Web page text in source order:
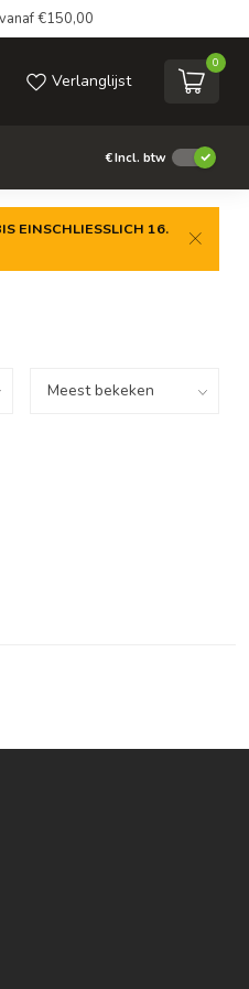
€150,00
Verlanglijst
0
€Incl. btw
EINSCHLIESSLICH 16.